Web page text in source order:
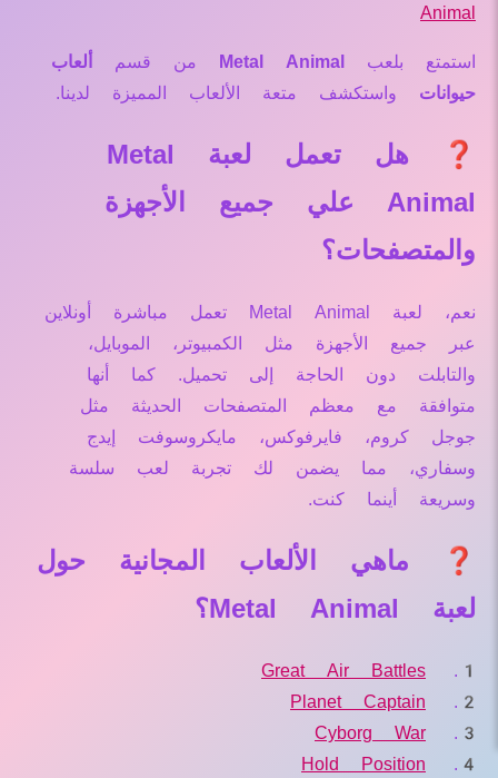
Animal
استمتع بلعب Metal Animal من قسم
ألعاب
حيوانات واستكشف متعة الألعاب المميزة لدينا.
❓ هل تعمل لعبة Metal
Animal علي جميع الأجهزة
والمتصفحات؟
نعم، لعبة Metal Animal تعمل مباشرة أونلاين
عبر جميع الأجهزة مثل الكمبيوتر، الموبايل،
والتابلت دون الحاجة إلى تحميل. كما أنها
متوافقة مع معظم المتصفحات الحديثة مثل
جوجل كروم، فايرفوكس، مايكروسوفت إيدج
وسفاري، مما يضمن لك تجربة لعب سلسة
وسريعة أينما كنت.
❓ ماهي الألعاب المجانية حول
لعبة Metal Animal؟
Great Air Battles
Planet Captain
Cyborg War
Hold Position